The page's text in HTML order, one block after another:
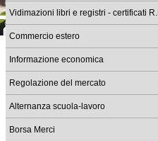
Vidimazioni libri e registri - certificati R.I.
Commercio estero
Informazione economica
Regolazione del mercato
Alternanza scuola-lavoro
Borsa Merci